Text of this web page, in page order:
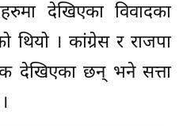
देखिएका विवादका
थियो । कांग्रेस र राजपा
देखिएका छन् भने सत्ता